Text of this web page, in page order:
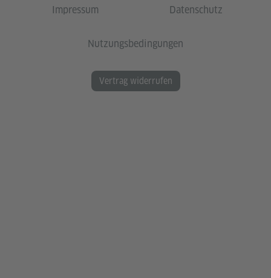
Impressum Datenschutz
Nutzungsbedingungen
Vertrag widerrufen